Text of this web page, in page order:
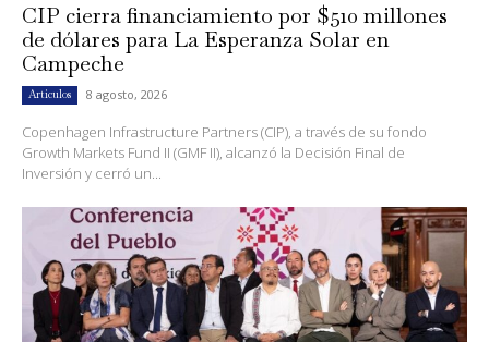
CIP cierra financiamiento por $510 millones
de dólares para La Esperanza Solar en
Campeche
Artículos 8 agosto, 2026
Copenhagen Infrastructure Partners (CIP), a través de su fondo
Growth Markets Fund II (GMF II), alcanzó la Decisión Final de
Inversión y cerró un...